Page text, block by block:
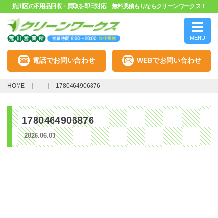
荒川区の不用品回収・買取を即日対応！無料見積もりならクリーンワークス！
MENU
電話でお問い合わせ WEBでお問い合わせ
HOME 1780464906876
1780464906876
2026.06.03